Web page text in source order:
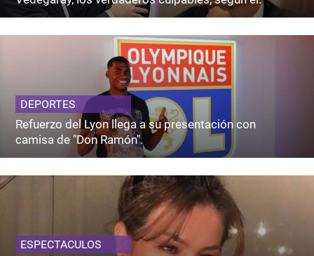
DEPORTES
Refuerzo del Lyon llega a su presentación con
camisa de "Don Ramón".
ESPECTACULOS